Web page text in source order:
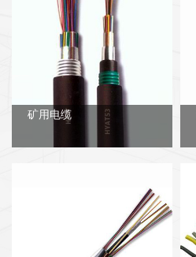
矿用电缆